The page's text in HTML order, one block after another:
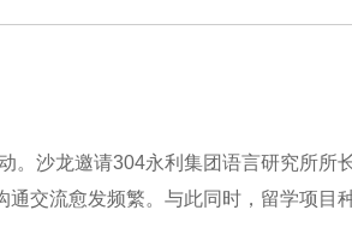
。沙龙邀请304永利集团语言研究所所
交流愈发频繁。与此同时，留学项目